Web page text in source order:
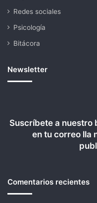
Redes sociales
Psicología
Bitácora
Newsletter
Suscríbete a nuestro
en tu correo lla
Comentarios recientes